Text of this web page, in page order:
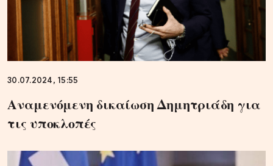
30.07.2024, 15:55
Αναμενόμενη δικαίωση Δημητριάδη για
τις υποκλοπές